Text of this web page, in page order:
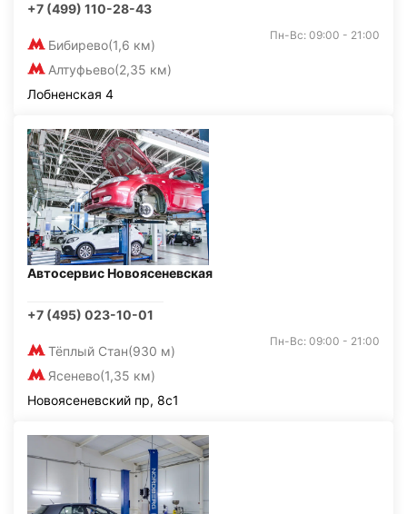
+7 (499) 110-28-43
Бибирево(1,6 км)
Алтуфьево(2,35 км)
Пн-Вс: 09:00 - 21:00
Лобненская 4
Автосервис Новоясеневская
+7 (495) 023-10-01
Тёплый Стан(930 м)
Ясенево(1,35 км)
Пн-Вс: 09:00 - 21:00
Новоясеневский пр, 8с1